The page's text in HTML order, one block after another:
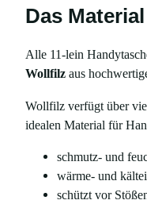
n
d
F
i
z
,
Das Material
Alle 11-lein
Wollfilz aus
Wollfilz verfügt über
idealen Material für
schmutz- und
wärme- und
schützt vor